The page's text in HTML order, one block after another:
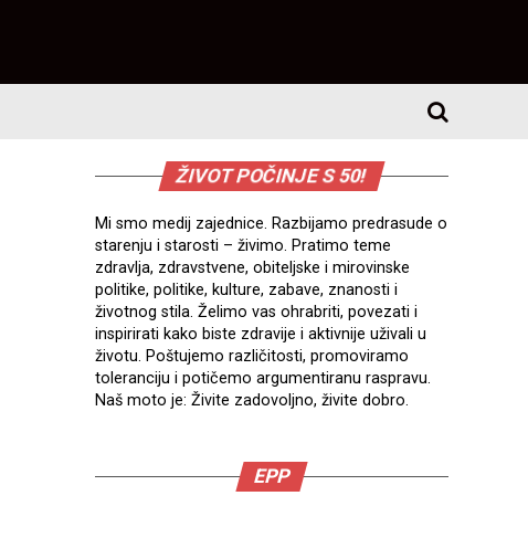
ŽIVOT POČINJE S 50!
Mi smo medij zajednice. Razbijamo predrasude o
starenju i starosti – živimo. Pratimo teme
zdravlja, zdravstvene, obiteljske i mirovinske
politike, politike, kulture, zabave, znanosti i
životnog stila. Želimo vas ohrabriti, povezati i
inspirirati kako biste zdravije i aktivnije uživali u
životu. Poštujemo različitosti, promoviramo
toleranciju i potičemo argumentiranu raspravu.
Naš moto je: Živite zadovoljno, živite dobro.
EPP